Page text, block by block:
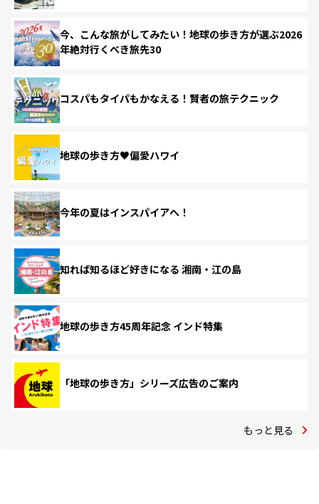
今、こんな旅がしてみたい！地球の歩き方が選ぶ2026
年絶対行くべき旅先30
コスパもタイパもかなえる！賢者の旅テクニック
地球の歩き方♥偏愛ハワイ
今年の夏はインスパイアへ！
知れば知るほど好きになる 湘南・江の島
地球の歩き方45周年記念 インド特集
「地球の歩き方」シリーズ広告のご案内
もっと見る